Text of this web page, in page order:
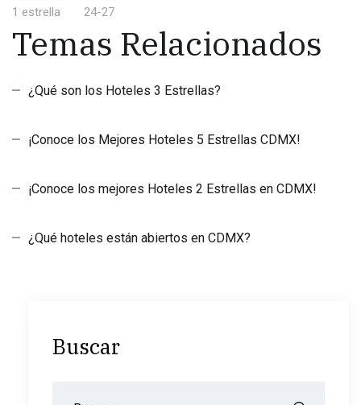
1 estrella
24-27
Temas Relacionados
¿Qué son los Hoteles 3 Estrellas?
¡Conoce los Mejores Hoteles 5 Estrellas CDMX!
¡Conoce los mejores Hoteles 2 Estrellas en CDMX!
¿Qué hoteles están abiertos en CDMX?
Buscar